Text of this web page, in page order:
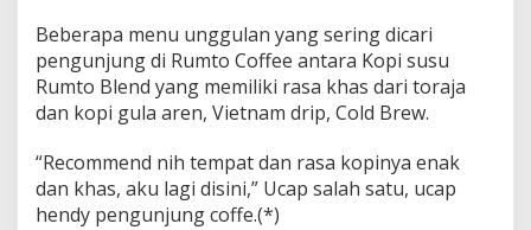
Beberapa menu unggulan yang sering dicari
pengunjung di Rumto Coffee antara Kopi susu
Rumto Blend yang memiliki rasa khas dari toraja
dan kopi gula aren, Vietnam drip, Cold Brew.
“Recommend nih tempat dan rasa kopinya enak
dan khas, aku lagi disini,” Ucap salah satu, ucap
hendy pengunjung coffe.(*)